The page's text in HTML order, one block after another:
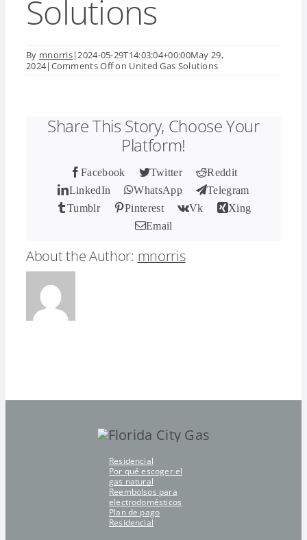
Solutions
By mnorris| 2024-05-29T14:03:04+00:00May 29,
2024| Comments Offon United Gas Solutions
Share This Story, Choose Your
Platform!
Facebook Twitter
Reddit
LinkedIn
WhatsApp
Telegram
Tumblr
Pinterest Vk
Xing
Email
About the Author: mnorris
Residencial
Por qué escoger el
gas natural
Reembolsos para
electrodomésticos
Plan de pago
Residencial